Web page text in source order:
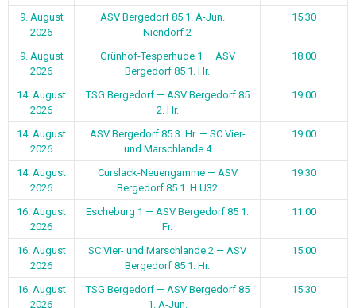
9. August
2026
ASV Bergedorf 85 1. A-Jun. —
Niendorf 2
15:30
9. August
2026
Grünhof-Tesperhude 1 — ASV
Bergedorf 85 1. Hr.
18:00
14. August
2026
TSG Bergedorf — ASV Bergedorf 85
2. Hr.
19:00
14. August
2026
ASV Bergedorf 85 3. Hr. — SC Vier-
und Marschlande 4
19:00
14. August
2026
Curslack-Neuengamme — ASV
Bergedorf 85 1. H Ü32
19:30
16. August
2026
Escheburg 1 — ASV Bergedorf 85 1.
Fr.
11:00
16. August
2026
SC Vier- und Marschlande 2 — ASV
Bergedorf 85 1. Hr.
15:00
16. August
2026
TSG Bergedorf — ASV Bergedorf 85
1. A-Jun.
15:30